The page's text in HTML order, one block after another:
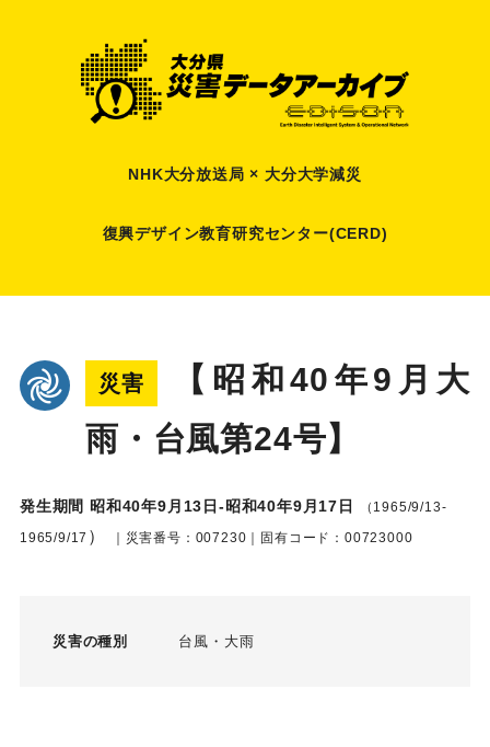
NHK大分放送局 × 大分大学減災
復興デザイン教育研究センター(CERD)
災害
【昭和40年9月大
雨・台風第24号】
発生期間 昭和40年9月13日-昭和40年9月17日
（1965/9/13-
1965/9/17 ） ｜災害番号：007230｜固有コード：00723000
災害の種別 台風 大雨